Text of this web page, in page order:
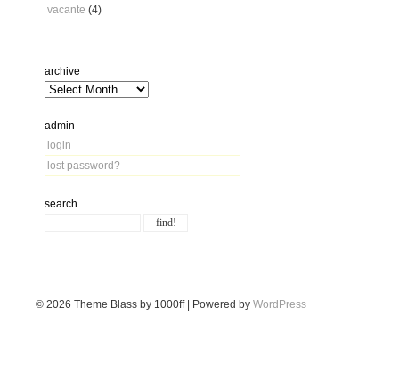
vacante (4)
archive
admin
login
lost password?
search
© 2026 Theme Blass by 1000ff | Powered by WordPress